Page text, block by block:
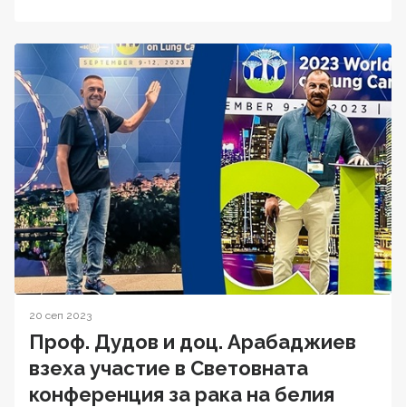
20 сеп 2023
Проф. Дудов и доц. Арабаджиев
взеха участие в Световната
конференция за рака на белия